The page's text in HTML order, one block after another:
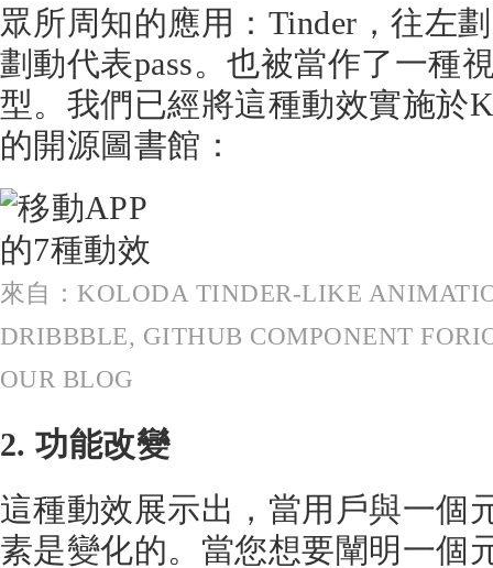
眾所周知的應用：Tinder，往左
劃動代表pass。也被當作了一種
型。我們已經將這種動效實施於
的開源圖書館：
來自：KOLODA TINDER-LIKE
DRIBBBLE, GITHUB COMPONENT
OUR BLOG
2. 功能改變
這種動效展示出，當用戶與一個
素是變化的。當您想要闡明一個